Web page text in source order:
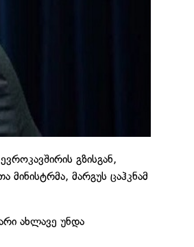
გზისგან,
მინისტრმა, მარგუს ცაჰკნამ
ახლავე უნდა